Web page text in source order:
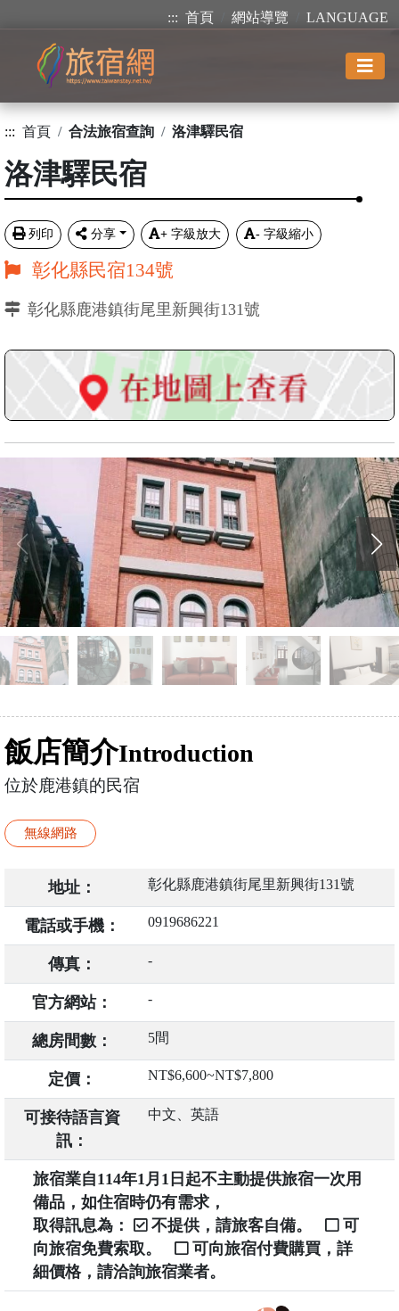
::: 首頁 網站導覽 LANGUAGE
::: 首頁 合法旅宿查詢 洛津驛民宿
洛津驛民宿
列印 分享 + 字級放大 - 字級縮小
彰化縣民宿134號
彰化縣鹿港鎮街尾里新興街131號
飯店簡介Introduction
位於鹿港鎮的民宿
無線網路
地址： 彰化縣鹿港鎮街尾里新興街131號
電話或手機： 0919686221
傳真： -
官方網站： -
總房間數： 5間
定價： NT$6,600~NT$7,800
可接待語言資
訊：
中文、英語
旅宿業自114年1月1日起不主動提供旅宿一次用
備品，如住宿時仍有需求，
取得訊息為：
不提供，請旅客自備。
可
向旅宿免費索取。
可向旅宿付費購買，詳
細價格，請洽詢旅宿業者。